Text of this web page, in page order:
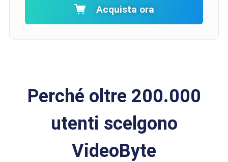
Acquista ora
Perché oltre 200.000
utenti scelgono
VideoByte